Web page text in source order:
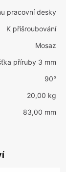
pracovní desky
K přišroubování
Mosaz
příruby 3 mm
90°
20,00 kg
83,00 mm